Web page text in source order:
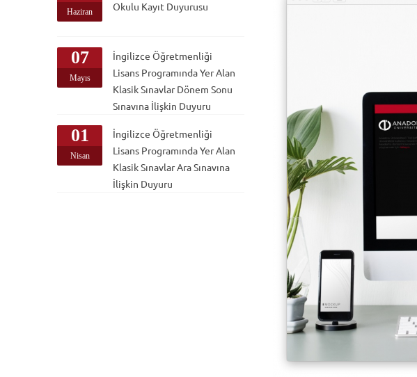
Haziran
Okulu Kayıt Duyurusu
07
Mayıs
İngilizce Öğretmenliği
Lisans Programında Yer Alan
Klasik Sınavlar Dönem Sonu
Sınavına İlişkin Duyuru
01
Nisan
İngilizce Öğretmenliği
Lisans Programında Yer Alan
Klasik Sınavlar Ara Sınavına
İlişkin Duyuru